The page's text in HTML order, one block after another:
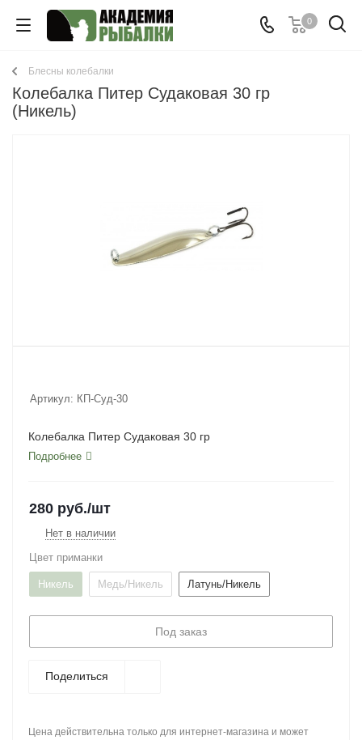
0
Блесны колебалки
Колебалка Питер Судаковая 30 гр
(Никель)
Артикул: КП-Суд-30
Колебалка Питер Судаковая 30 гр
Подробнее
280 руб./шт
Нет в наличии
Цвет приманки
Никель Медь/Никель Латунь/Никель
Под заказ
Поделиться
Цена действительна только для интернет-магазина и может